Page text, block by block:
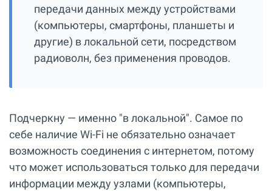
передачи данных между устройствами
(компьютеры, смартфоны, планшеты и
другие) в локальной сети, посредством
радиоволн, без применения проводов.
Подчеркну — именно "в локальной". Самое по
себе наличие Wi-Fi не обязательно означает
возможность соединения с интернетом, потому
что может использоваться только для передачи
информации между узлами (компьютеры,